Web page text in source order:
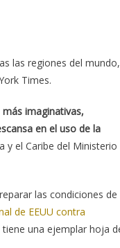
las regiones del mundo,
Times.
imaginativas,
en el uso de la
y el Caribe del Ministerio
las condiciones de
de EEUU contra
una ejemplar hoja